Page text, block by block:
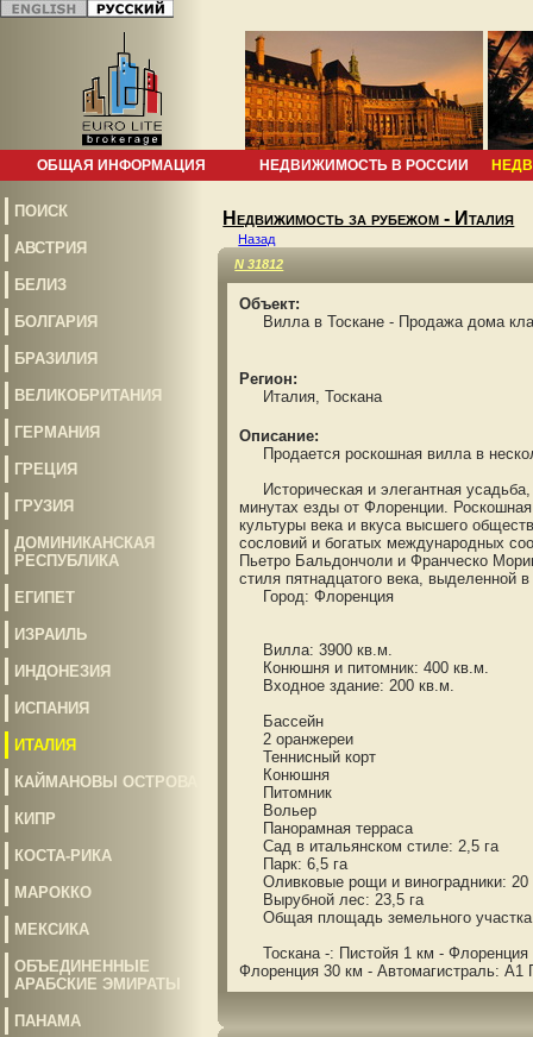
ОБЩАЯ ИНФОРМАЦИЯ НЕДВИЖИМОСТЬ В РОССИИ
ПОИСК
АВСТРИЯ
БЕЛИЗ
БОЛГАРИЯ
БРАЗИЛИЯ
ВЕЛИКОБРИТАНИЯ
ГЕРМАНИЯ
ГРЕЦИЯ
ГРУЗИЯ
ДОМИНИКАНСКАЯ
РЕСПУБЛИКА
ЕГИПЕТ
ИЗРАИЛЬ
ИНДОНЕЗИЯ
ИСПАНИЯ
ИТАЛИЯ
КАЙМАНОВЫ ОСТРОВА
КИПР
КОСТА-РИКА
МАРОККО
МЕКСИКА
ОБЪЕДИНЕННЫЕ
АРАБСКИЕ ЭМИРАТЫ
ПАНАМА
Недвижимость за рубежом - Италия
Назад
N 31812
Объект:
Вилла в Тоскане - Продажа дома
Регион:
Италия, Тоскана
Описание:
Продается роскошная вилла в
Историческая и элегантная
минутах езды от Флоренции.
культуры века и вкуса высшего
сословий и богатых международных
Пьетро Бальдончоли и Франческо
стиля пятнадцатого века, выделенной
Город: Флоренция
Вилла: 3900 кв.м.
Конюшня и питомник: 400 кв.м.
Входное здание: 200 кв.м.
Бассейн
2 оранжереи
Теннисный корт
Конюшня
Питомник
Вольер
Панорамная терраса
Сад в итальянском стиле: 2,5 га
Парк: 6,5 га
Оливковые рощи и виноградники: 20
Вырубной лес: 23,5 га
Общая площадь земельного
Тоскана -: Пистойя 1 км - Флоренция
Флоренция 30 км - Автомагистраль: A1